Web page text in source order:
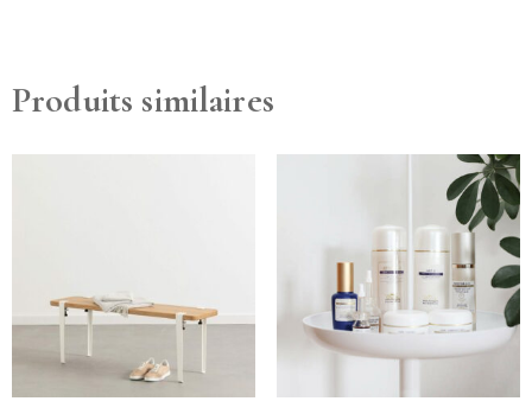
Produits similaires
variations.
options
peuvent